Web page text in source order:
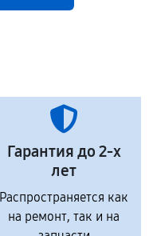
Гарантия до 2-х
лет
Распространяется как
на ремонт, так и на